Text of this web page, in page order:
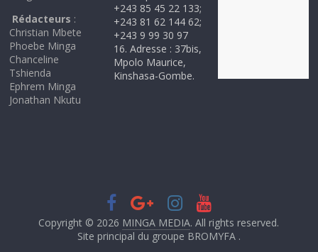
Rédacteurs :
Christian Mbete
Phoebe Minga
Chanceline
Tshienda
Ephrem Minga
Jonathan Nkutu
+243 85 45 22 133;
+243 81 62 144 62;
+243 9 99 30 97
16. Adresse : 37bis,
Mpolo Maurice,
Kinshasa-Gombe.
Copyright © 2026 MINGA MEDIA. All rights reserved.
Site principal du groupe BROMYFA .